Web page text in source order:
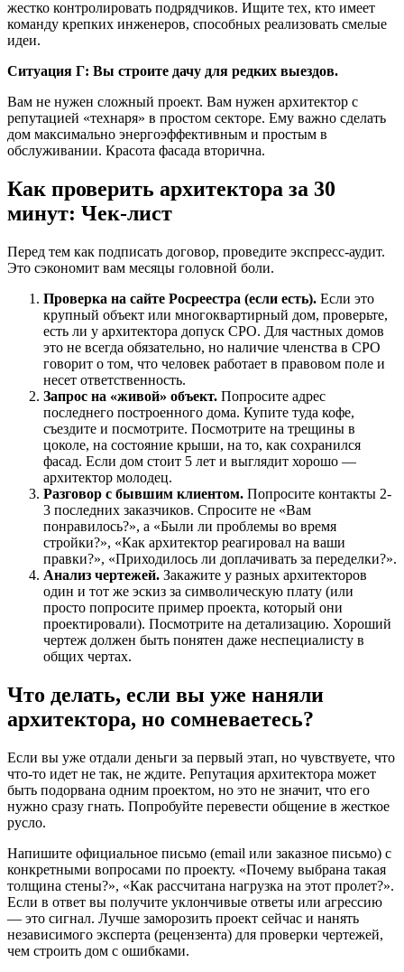
жестко контролировать подрядчиков. Ищите тех, кто имеет
команду крепких инженеров, способных реализовать смелые
идеи.
Ситуация Г: Вы строите дачу для редких выездов.
Вам не нужен сложный проект. Вам нужен архитектор с
репутацией «технаря» в простом секторе. Ему важно сделать
дом максимально энергоэффективным и простым в
обслуживании. Красота фасада вторична.
Как проверить архитектора за 30
минут: Чек-лист
Перед тем как подписать договор, проведите экспресс-аудит.
Это сэкономит вам месяцы головной боли.
Проверка на сайте Росреестра (если есть). Если это
крупный объект или многоквартирный дом, проверьте,
есть ли у архитектора допуск СРО. Для частных домов
это не всегда обязательно, но наличие членства в СРО
говорит о том, что человек работает в правовом поле и
несет ответственность.
Запрос на «живой» объект. Попросите адрес
последнего построенного дома. Купите туда кофе,
съездите и посмотрите. Посмотрите на трещины в
цоколе, на состояние крыши, на то, как сохранился
фасад. Если дом стоит 5 лет и выглядит хорошо —
архитектор молодец.
Разговор с бывшим клиентом. Попросите контакты 2-
3 последних заказчиков. Спросите не «Вам
понравилось?», а «Были ли проблемы во время
стройки?», «Как архитектор реагировал на ваши
правки?», «Приходилось ли доплачивать за переделки?».
Анализ чертежей. Закажите у разных архитекторов
один и тот же эскиз за символическую плату (или
просто попросите пример проекта, который они
проектировали). Посмотрите на детализацию. Хороший
чертеж должен быть понятен даже неспециалисту в
общих чертах.
Что делать, если вы уже наняли
архитектора, но сомневаетесь?
Если вы уже отдали деньги за первый этап, но чувствуете, что
что-то идет не так, не ждите. Репутация архитектора может
быть подорвана одним проектом, но это не значит, что его
нужно сразу гнать. Попробуйте перевести общение в жесткое
русло.
Напишите официальное письмо (email или заказное письмо) с
конкретными вопросами по проекту. «Почему выбрана такая
толщина стены?», «Как рассчитана нагрузка на этот пролет?».
Если в ответ вы получите уклончивые ответы или агрессию
— это сигнал. Лучше заморозить проект сейчас и нанять
независимого эксперта (рецензента) для проверки чертежей,
чем строить дом с ошибками.